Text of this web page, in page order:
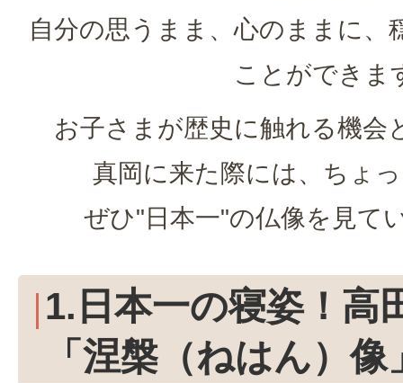
自分の思うまま、心のままに、
ことができま
お子さまが歴史に触れる機会
真岡に来た際には、ちょ
ぜひ"日本一"の仏像を見て
1.日本一の寝姿！高
「涅槃（ねはん）像